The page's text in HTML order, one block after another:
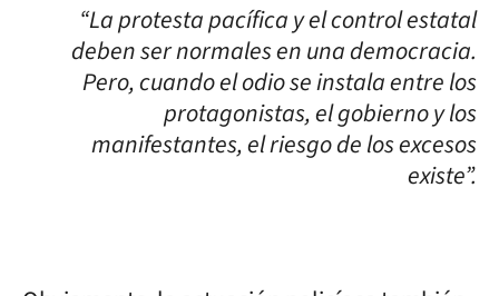
“La protesta pacífica y el control estatal
deben ser normales en una democracia.
Pero, cuando el odio se instala entre los
protagonistas, el gobierno y los
manifestantes, el riesgo de los excesos
existe”.